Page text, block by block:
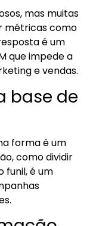
mas muitas
métricas como
é um
que impede a
e vendas.
base de
forma é um
como dividir
funil, é um